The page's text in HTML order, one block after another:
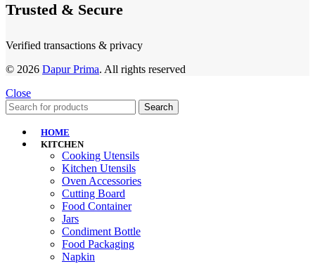
Trusted & Secure
Verified transactions & privacy
© 2026 Dapur Prima. All rights reserved
Close
Search
HOME
KITCHEN
Cooking Utensils
Kitchen Utensils
Oven Accessories
Cutting Board
Food Container
Jars
Condiment Bottle
Food Packaging
Napkin